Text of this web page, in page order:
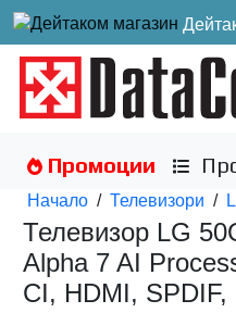
Промоции
Начало / Телевизори /
Телевизор LG
Alpha 7 AI
CI, HDMI, SPDIF,